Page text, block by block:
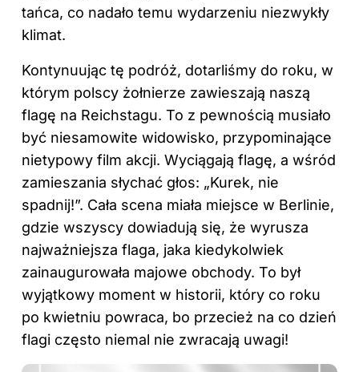
tańca, co nadało temu wydarzeniu niezwykły
klimat.
Kontynuując tę podróż, dotarliśmy do roku, w
którym polscy żołnierze zawieszają naszą
flagę na Reichstagu. To z pewnością musiało
być niesamowite widowisko, przypominające
nietypowy film akcji. Wyciągają flagę, a wśród
zamieszania słychać głos: „Kurek, nie
spadnij!”. Cała scena miała miejsce w Berlinie,
gdzie wszyscy dowiadują się, że wyrusza
najważniejsza flaga, jaka kiedykolwiek
zainaugurowała majowe obchody. To był
wyjątkowy moment w historii, który co roku
po kwietniu powraca, bo przecież na co dzień
flagi często niemal nie zwracają uwagi!